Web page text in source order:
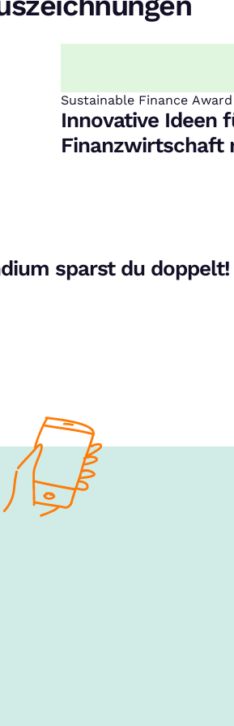
Sustainable Finance Award
:
Innovative Ideen
Finanzwirtschaft
sparst du doppelt!